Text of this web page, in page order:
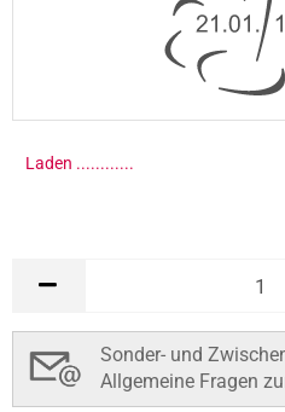
Laden .............
Sonder- und
Allgemeine Fragen